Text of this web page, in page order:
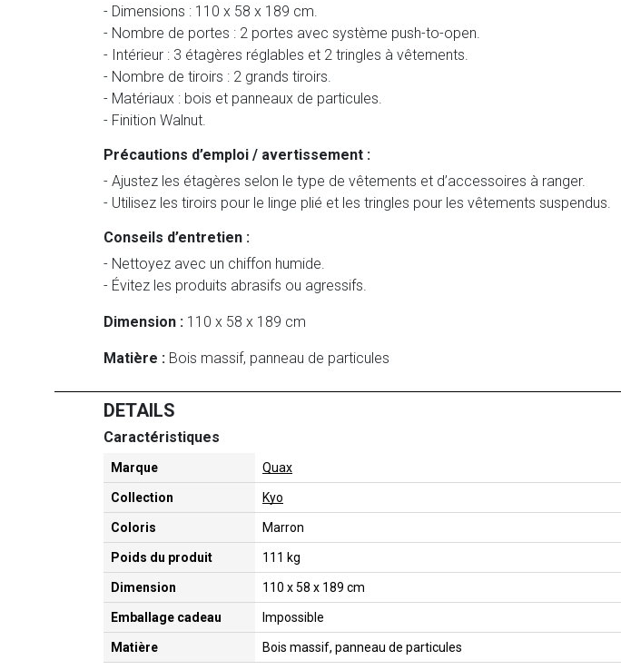
- Dimensions : 110 x 58 x 189 cm.
- Nombre de portes : 2 portes avec système push-to-open.
- Intérieur : 3 étagères réglables et 2 tringles à vêtements.
- Nombre de tiroirs : 2 grands tiroirs.
- Matériaux : bois et panneaux de particules.
- Finition Walnut.
Précautions d’emploi / avertissement :
- Ajustez les étagères selon le type de vêtements et d’accessoires à ranger.
- Utilisez les tiroirs pour le linge plié et les tringles pour les vêtements suspendus.
Conseils d’entretien :
- Nettoyez avec un chiffon humide.
- Évitez les produits abrasifs ou agressifs.
Dimension : 110 x 58 x 189 cm
Matière : Bois massif, panneau de particules
DETAILS
Caractéristiques
Marque Quax
Collection Kyo
Coloris Marron
Poids du produit 111 kg
Dimension 110 x 58 x 189 cm
Emballage cadeau Impossible
Matière Bois massif, panneau de particules